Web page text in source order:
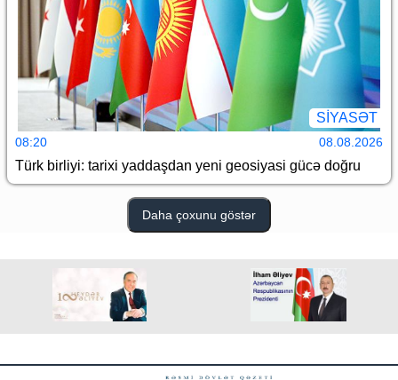
SİYASƏT
08:20 08.08.2026
Türk birliyi: tarixi yaddaşdan yeni geosiyasi gücə doğru
Daha çoxunu göstər